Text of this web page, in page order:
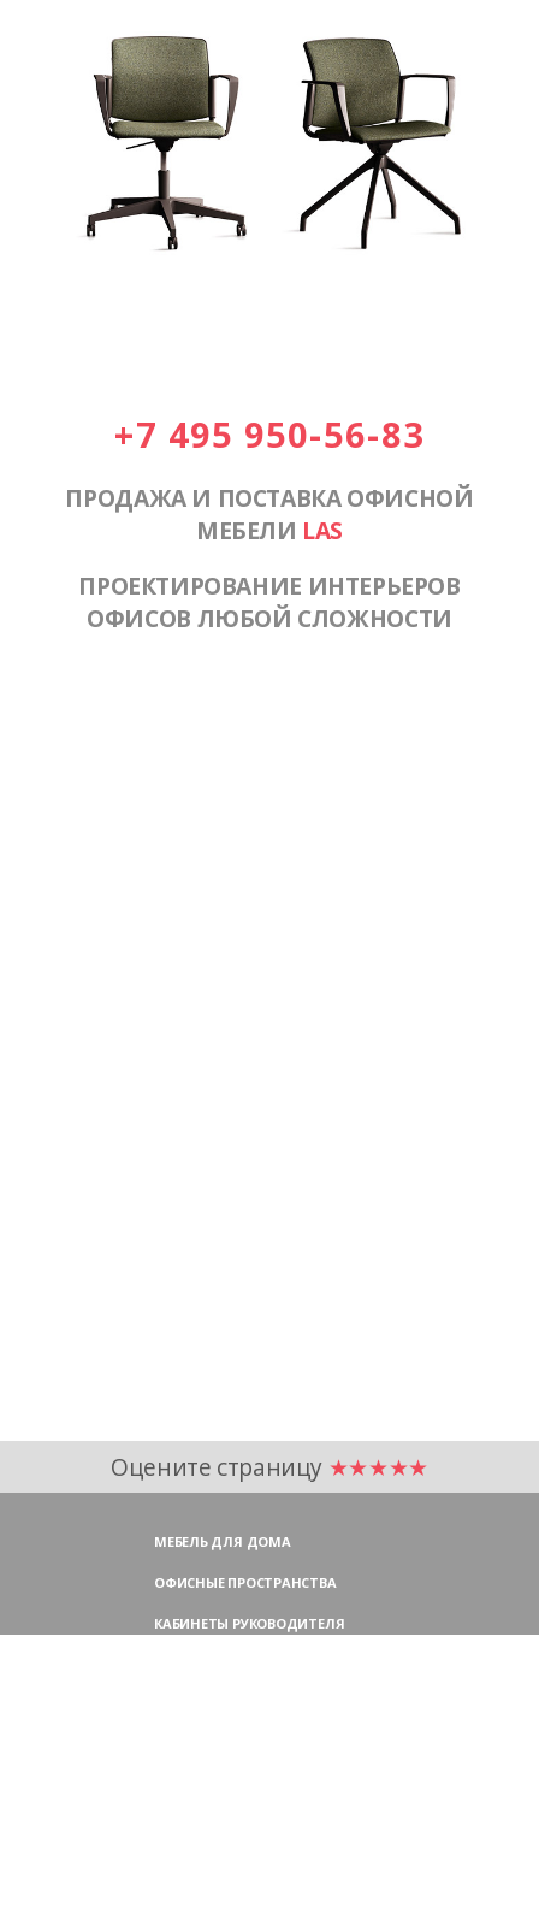
+7 495 950-56-83
ПРОДАЖА И ПОСТАВКА ОФИСНОЙ
МЕБЕЛИ LAS
ПРОЕКТИРОВАНИЕ ИНТЕРЬЕРОВ
ОФИСОВ ЛЮБОЙ СЛОЖНОСТИ
Оцените страницу ★★★★★
МЕБЕЛЬ ДЛЯ ДОМА
ОФИСНЫЕ ПРОСТРАНСТВА
КАБИНЕТЫ РУКОВОДИТЕЛЯ